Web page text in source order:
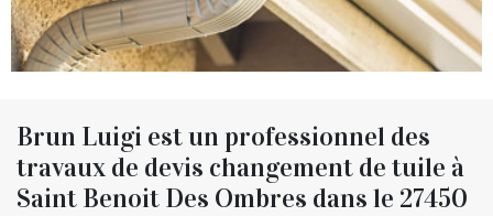
Brun Luigi est un professionnel des
travaux de devis changement de tuile à
Saint Benoit Des Ombres dans le 27450